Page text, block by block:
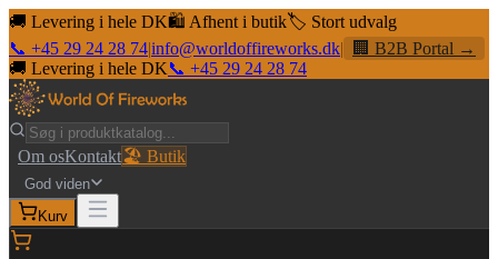
🚚 Levering i hele DK🛍️ Afhent i butik🏷️ Stort udvalg
📞 +45 29 24 28 74|info@worldoffireworks.dk|
🏢 B2B Portal →
🚚 Levering i hele DK📞 +45 29 24 28 74
Om osKontakt🏖️ Butik
God viden
Kurv